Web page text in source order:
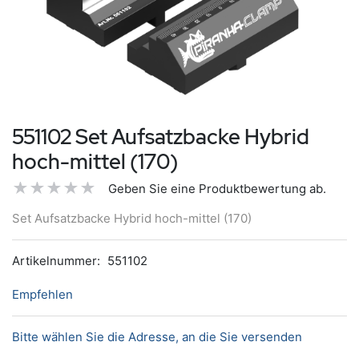
551102 Set Aufsatzbacke Hybrid
hoch-mittel (170)
Geben Sie eine Produktbewertung ab.
Set Aufsatzbacke Hybrid hoch-mittel (170)
Artikelnummer: 551102
Empfehlen
Bitte wählen Sie die Adresse, an die Sie versenden